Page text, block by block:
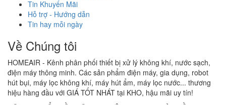
Tin Khuyến Mãi
Hỗ trợ - Hướng dẫn
Tin hay mỗi ngày
Về Chúng tôi
HOMEAIR - Kênh phân phối thiết bị xử lý không khí, nước sạch,
điện máy thông minh. Các sản phẩm điện máy, gia dụng, robot
hút bụi, máy lọc không khí, máy hút ẩm, máy lọc nước... thương
hiệu hàng đầu với GIÁ TỐT NHÁT tại KHO, hậu mãi uy tín!